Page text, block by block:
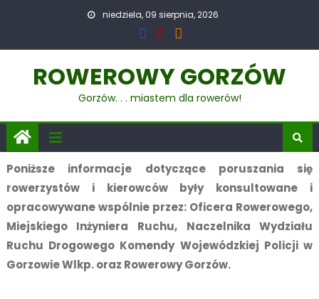
niedziela, 09 sierpnia, 2026
ROWEROWY GORZÓW
Gorzów. . . miastem dla rowerów!
Poniższe informacje dotyczące poruszania się
rowerzystów i kierowców były konsultowane i
opracowywane wspólnie przez: Oficera Rowerowego,
Miejskiego Inżyniera Ruchu, Naczelnika Wydziału
Ruchu Drogowego Komendy Wojewódzkiej Policji w
Gorzowie Wlkp. oraz Rowerowy Gorzów.